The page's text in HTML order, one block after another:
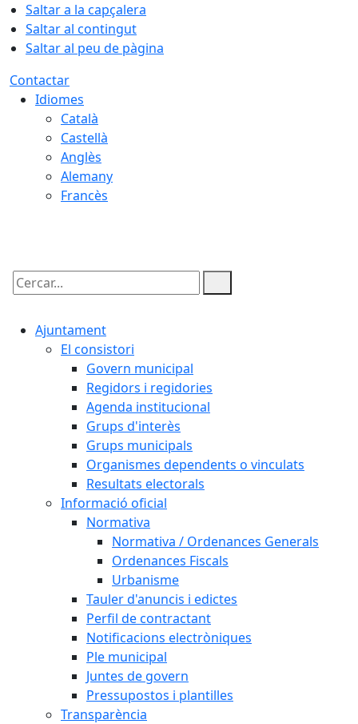
Saltar a la capçalera
Saltar al contingut
Saltar al peu de pàgina
Contactar
Idiomes
Català
Castellà
Anglès
Alemany
Francès
Cercar:
Ajuntament
El consistori
Govern municipal
Regidors i regidories
Agenda institucional
Grups d'interès
Grups municipals
Organismes dependents o vinculats
Resultats electorals
Informació oficial
Normativa
Normativa / Ordenances Generals
Ordenances Fiscals
Urbanisme
Tauler d'anuncis i edictes
Perfil de contractant
Notificacions electròniques
Ple municipal
Juntes de govern
Pressupostos i plantilles
Transparència